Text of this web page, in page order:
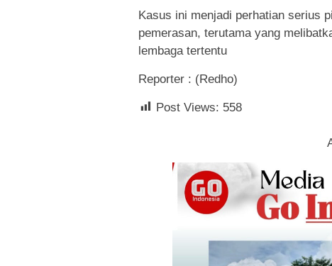
Kasus ini menjadi perhatian serius
pemerasan, terutama yang
lembaga tertentu
Reporter : (Redho)
Post Views: 558